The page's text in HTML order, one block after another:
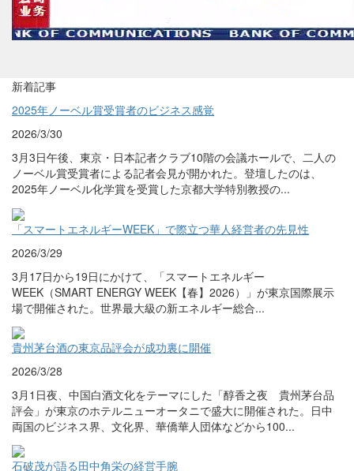
新着記事
2025年ノーベル賞受賞者のビジネス感覚
2026/3/30
3月3日午後、東京・日本記者クラブ10階の会議ホールで、二人の
ノーベル賞受賞者による記者会見が開かれた。登壇したのは、
2025年ノーベル化学賞を受賞した京都大学特別教授の...
「スマートエネルギーWEEK」で際立つ華人経営者の先見性
2026/3/29
3月17日から19日にかけて、「スマートエネルギー
WEEK（SMART ENERGY WEEK【春】2026）」が東京国際展示
場で開催された。世界最大級の新エネルギー総合...
貴州茅台酒の東京品評会が成功裏に開催
2026/3/28
3月1日夜、中国白酒文化をテーマにした「醇香之夜 貴州茅台品
評会」が東京のホテルニューオータニで盛大に開催された。日中
両国のビジネス界、文化界、華僑華人団体などから100...
石破茂が語る田中角栄の経営手腕